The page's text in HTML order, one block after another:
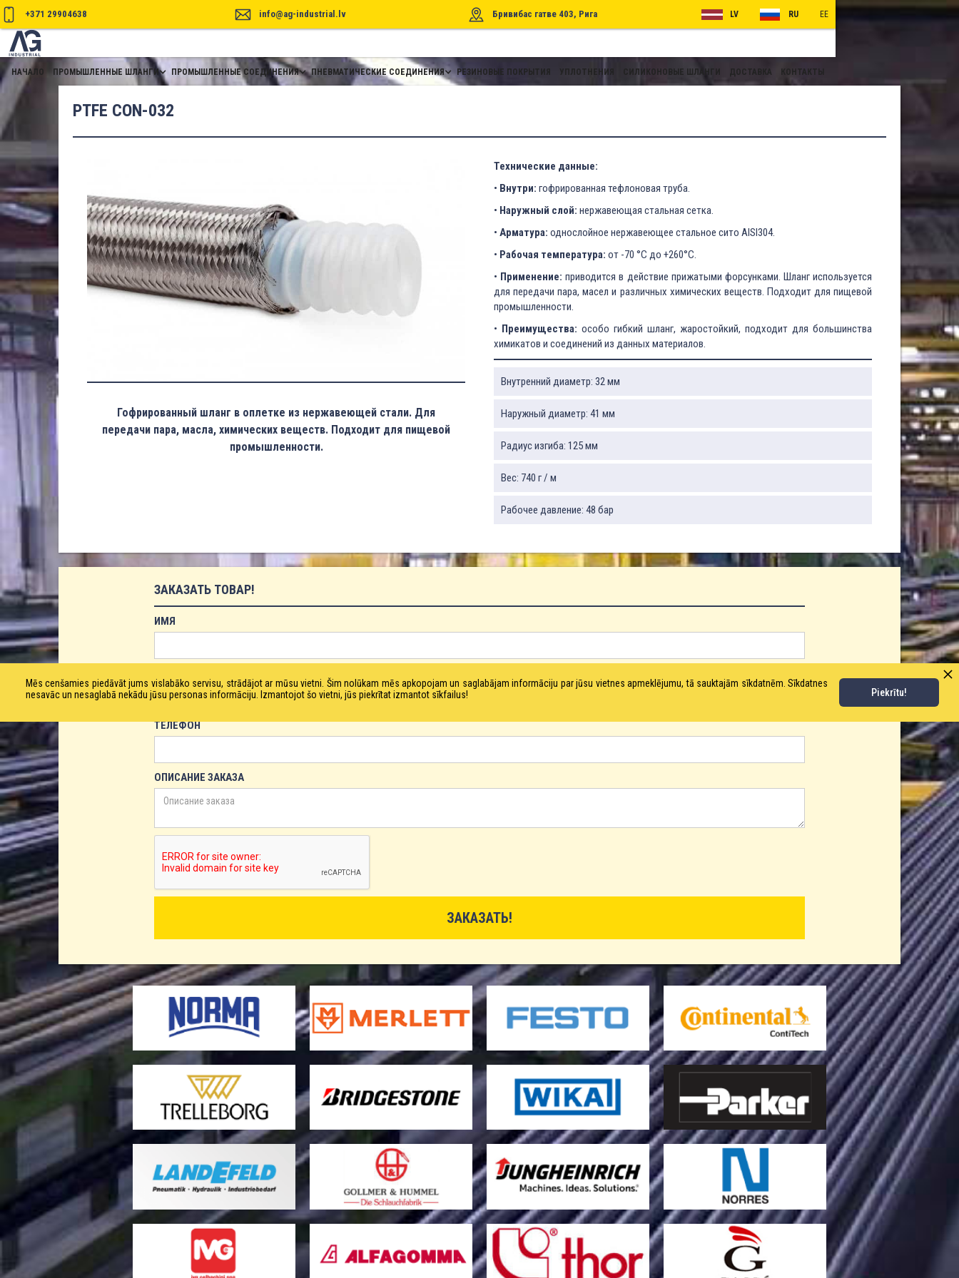
+371 29904638 info@ag-industrial.lv Бривибас гатве 403, Рига LV RU EE
НАЧАЛО ПРОМЫШЛЕННЫЕ ШЛАНГИ ПРОМЫШЛЕННЫЕ СОЕДИНЕНИЯ ПНЕВМАТИЧЕСКИЕ СОЕДИНЕНИЯ РЕЗИНОВЫЕ ПОКРЫТИЯ УПЛОТНЕНИЯ СИЛИКОНОВЫЕ ШЛАНГИ ДОСТАВКА КОНТАКТЫ
PTFE CON-032
Гофрированный шланг в оплетке из нержавеющей стали. Для
передачи пара, масла, химических веществ. Подходит для пищевой
промышленности.
Технические данные:
• Внутри: гофрированная тефлоновая труба.
• Наружный слой: нержавеющая стальная сетка.
• Арматура: однослойное нержавеющее стальное сито AISI304.
• Рабочая температура: от -70 °C до +260°C.
• Применение: приводится в действие прижатыми форсунками. Шланг используется
для передачи пара, масел и различных химических веществ. Подходит для пищевой
промышленности.
• Преимущества: особо гибкий шланг, жаростойкий, подходит для большинства
химикатов и соединений из данных материалов.
Внутренний диаметр: 32 мм
Наружный диаметр: 41 мм
Радиус изгиба: 125 мм
Вес: 740 г / м
Рабочее давление: 48 бар
ЗАКАЗАТЬ ТОВАР!
ИМЯ
ТЕЛЕФОН
ОПИСАНИЕ ЗАКАЗА
Mēs cenšamies piedāvāt jums vislabāko servisu, strādājot ar mūsu vietni. Šim nolūkam mēs apkopojam un saglabājam informāciju par jūsu vietnes apmeklējumu, tā sauktajām sīkdatnēm. Sīkdatnes
nesavāc un nesaglabā nekādu jūsu personas informāciju. Izmantojot šo vietni, jūs piekrītat izmantot sīkfailus!
Piekrītu!